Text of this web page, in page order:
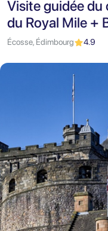
Visite guidée du
du Royal Mile +
Écosse, Édimbourg 4.9